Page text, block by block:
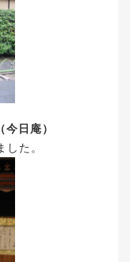
日庵）
た。